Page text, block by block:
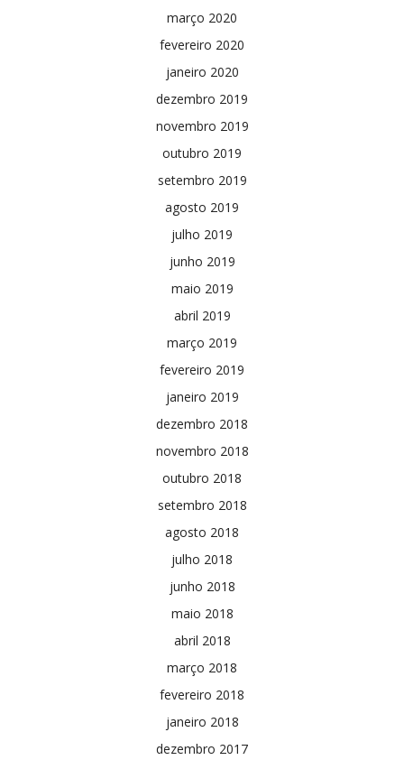
março 2020
fevereiro 2020
janeiro 2020
dezembro 2019
novembro 2019
outubro 2019
setembro 2019
agosto 2019
julho 2019
junho 2019
maio 2019
abril 2019
março 2019
fevereiro 2019
janeiro 2019
dezembro 2018
novembro 2018
outubro 2018
setembro 2018
agosto 2018
julho 2018
junho 2018
maio 2018
abril 2018
março 2018
fevereiro 2018
janeiro 2018
dezembro 2017